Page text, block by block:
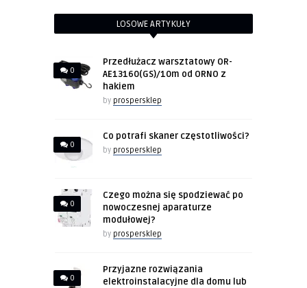
LOSOWE ARTYKUŁY
0
Przedłużacz warsztatowy OR-
AE13160(GS)/10m od ORNO z
hakiem
by prospersklep
0
Co potrafi skaner częstotliwości?
by prospersklep
0
Czego można się spodziewać po
nowoczesnej aparaturze
modułowej?
by prospersklep
0
Przyjazne rozwiązania
elektroinstalacyjne dla domu lub